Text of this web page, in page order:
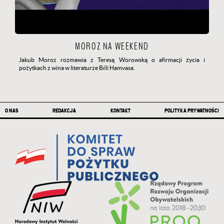
MOROZ NA WEEKEND
Jakub Moroz rozmawia z Teresą Worowską o afirmacji życia i
pożytkach z wina w literaturze Béli Hamvasa.
Stopka
O NAS REDAKCJA KONTAKT POLITYKA PRYWATNOŚCI